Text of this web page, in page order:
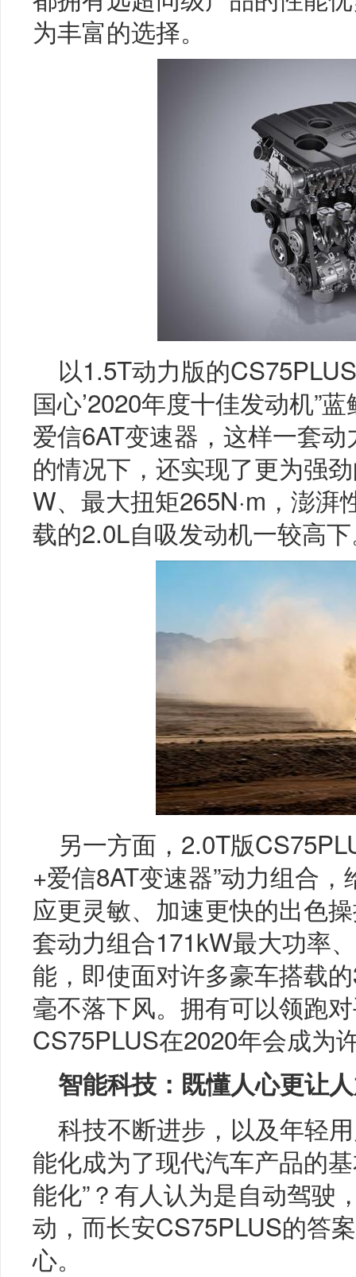
为丰富的选择。
以1.5T动力版的
国心’2020年度十佳发动机”
爱信6AT变速器，这样一套
的情况下，还实现了更为强
W、最大扭矩265N·m，澎
载的2.0L自吸发动机一较高
另一方面，2.0T版
+爱信8AT变速器”动力组合
应更灵敏、加速更快的出色
套动力组合171kW最大功率
能，即使面对许多豪车搭载
毫不落下风。拥有可以领跑
CS75PLUS在2020年会成为
智能科技：既懂人心更让
科技不断进步，以及年轻
能化成为了现代汽车产品的
能化”？有人认为是自动驾驶
动，而长安CS75PLUS的答
心。